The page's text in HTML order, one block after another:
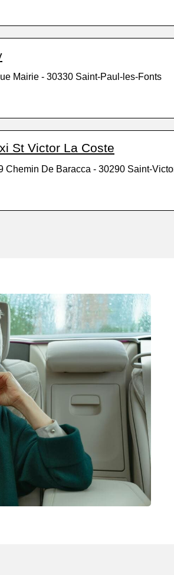
Mairie - 30330 Saint-Paul-les-Fonts
St Victor La Coste
Chemin De Baracca - 30290 Saint-